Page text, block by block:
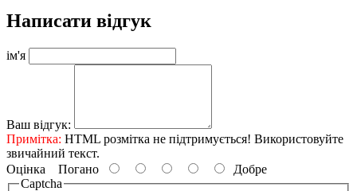
Написати відгук
ім'я
Ваш відгук:
Примітка: HTML розмітка не підтримується! Використовуйте
звичайний текст.
Оцінка Погано
Добре
Captcha